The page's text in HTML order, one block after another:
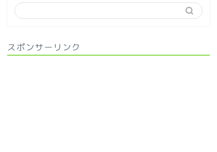
スポンサーリンク